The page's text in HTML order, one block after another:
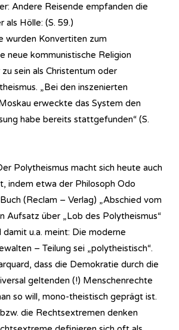
Andere Reisende empfanden die
als Hölle: (S. 59.)
wurden Konvertiten zum
neue kommunistische Religion
sein als Christentum oder
„Bei den inszenierten
erweckte das System den
habe bereits stattgefunden“ (S.
Polytheismus macht sich heute auch
indem etwa der Philosoph Odo
(Reclam – Verlag) „Abschied vom
Aufsatz über „Lob des Polytheismus“
u.a. meint: Die moderne
– Teilung sei „polytheistisch“.
dass die Demokratie durch die
geltenden (!) Menschenrechte
so will, mono-theistisch geprägt ist.
die Rechtsextremen denken